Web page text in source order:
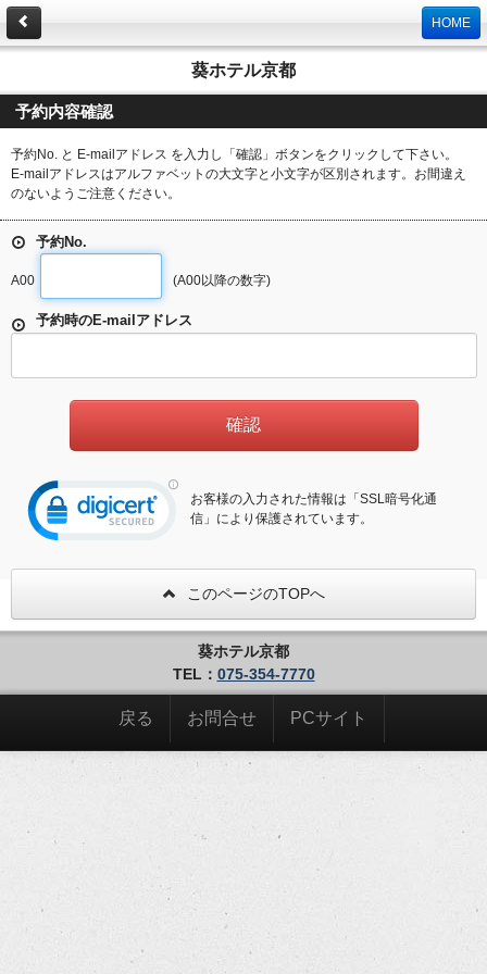
HOME
葵ホテル京都
予約内容確認
予約No. と E-mailアドレス を入力し「確認」ボタンをクリックして下さい。
E-mailアドレスはアルファベットの大文字と小文字が区別されます。お間違え
のないようご注意ください。
予約No.
A00 (A00以降の数字)
予約時のE-mailアドレス
お客様の入力された情報は「SSL暗号化通
信」により保護されています。
このページのTOPへ
葵ホテル京都
TEL： 075-354-7770
戻る お問合せ PCサイト